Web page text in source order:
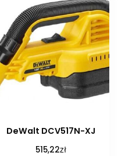
DeWalt DCV517N-XJ
515,22zł